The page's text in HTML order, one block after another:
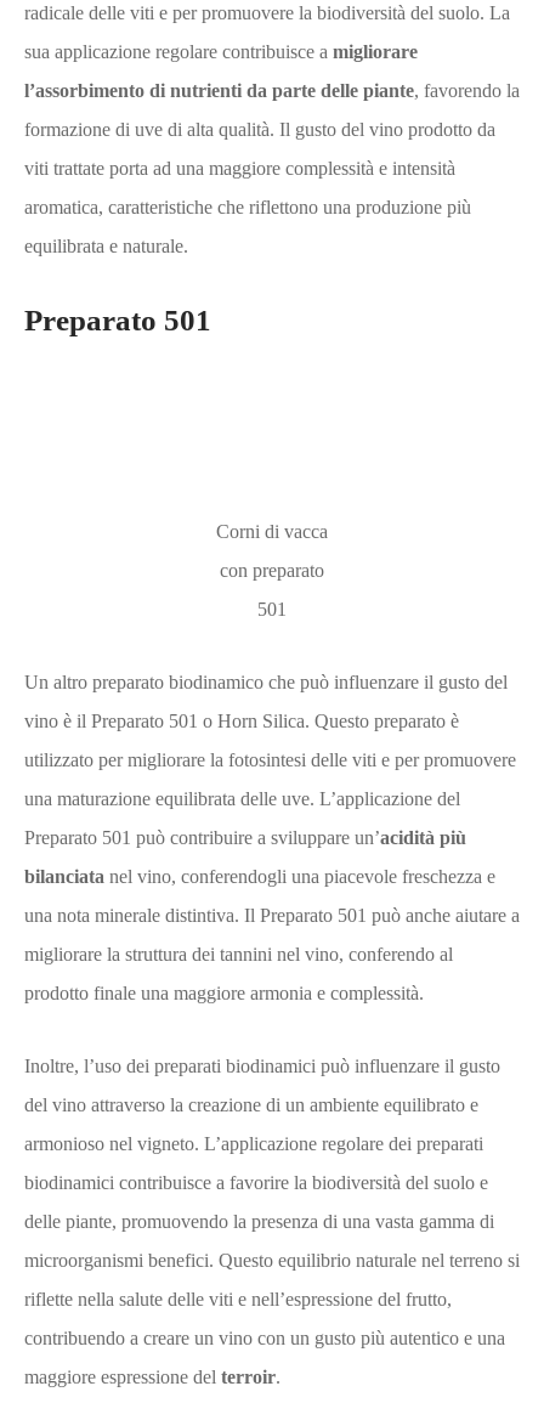
radicale delle viti e per promuovere la biodiversità del suolo. La
sua applicazione regolare contribuisce a migliorare
l’assorbimento di nutrienti da parte delle piante, favorendo la
formazione di uve di alta qualità. Il gusto del vino prodotto da
viti trattate porta ad una maggiore complessità e intensità
aromatica, caratteristiche che riflettono una produzione più
equilibrata e naturale.
Preparato 501
Corni di vacca
con preparato
501
Un altro preparato biodinamico che può influenzare il gusto del
vino è il Preparato 501 o Horn Silica. Questo preparato è
utilizzato per migliorare la fotosintesi delle viti e per promuovere
una maturazione equilibrata delle uve. L’applicazione del
Preparato 501 può contribuire a sviluppare un’acidità più
bilanciata nel vino, conferendogli una piacevole freschezza e
una nota minerale distintiva. Il Preparato 501 può anche aiutare a
migliorare la struttura dei tannini nel vino, conferendo al
prodotto finale una maggiore armonia e complessità.
Inoltre, l’uso dei preparati biodinamici può influenzare il gusto
del vino attraverso la creazione di un ambiente equilibrato e
armonioso nel vigneto. L’applicazione regolare dei preparati
biodinamici contribuisce a favorire la biodiversità del suolo e
delle piante, promuovendo la presenza di una vasta gamma di
microorganismi benefici. Questo equilibrio naturale nel terreno si
riflette nella salute delle viti e nell’espressione del frutto,
contribuendo a creare un vino con un gusto più autentico e una
maggiore espressione del terroir.